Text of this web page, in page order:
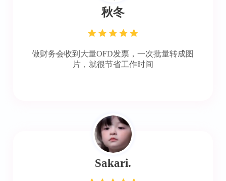
秋冬
做财务会收到大量OFD发票，一次批量转成图
片，就很节省工作时间
Sakari.